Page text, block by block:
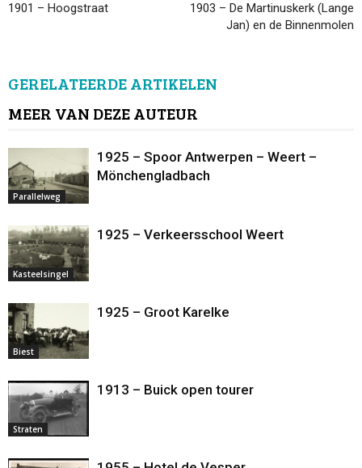
1901 – Hoogstraat
1903 – De Martinuskerk (Lange
Jan) en de Binnenmolen
GERELATEERDE ARTIKELEN
MEER VAN DEZE AUTEUR
Parallelweg
1925 – Spoor Antwerpen – Weert –
Mönchengladbach
Kasteelsingel
1925 – Verkeersschool Weert
Biest
1925 – Groot Karelke
Straten
1913 – Buick open tourer